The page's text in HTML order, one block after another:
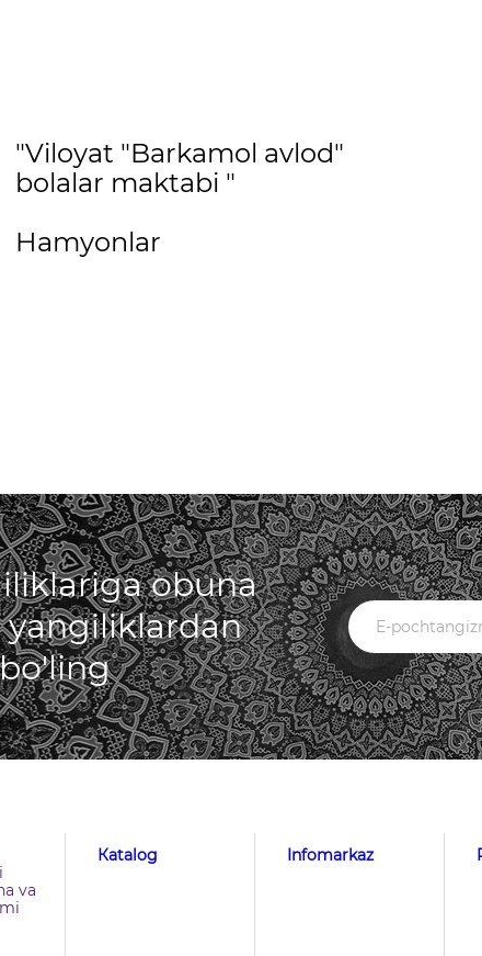
"Viloyat "Barkamol avlod"
bolalar maktabi "
Hamyonlar
obuna
yangiliklardan
va
Кatalog Infomarkaz